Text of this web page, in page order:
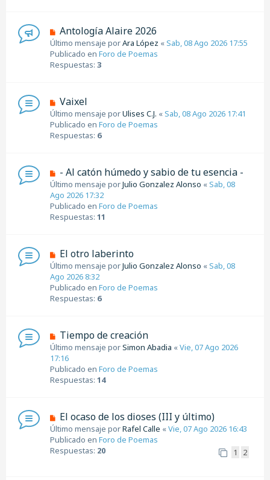
s
a
j
e
N
u
e
v
n
s
a
j
Antología Alaire 2026
Último mensaje porAra López «Sab, 08 Ago 2026 17:55
Publicado en Foro de Poemas
Respuestas: 3
N
u
e
v
n
s
a
j
e
Vaixel
Último mensaje porUlises C.J. «Sab, 08 Ago 2026 17:41
Publicado en Foro de Poemas
Respuestas: 6
u
e
v
o
s
a
j
e
- Al catón húmedo y sabio de tu esencia -
Último mensaje porJulio Gonzalez Alonso «Sab, 08
Ago 2026 17:32
Publicado en Foro de Poemas
Respuestas: 11
N
u
e
v
o
a
j
e
El otro laberinto
Último mensaje porJulio Gonzalez Alonso «Sab, 08
Ago 2026 8:32
Publicado en Foro de Poemas
Respuestas: 6
N
u
e
v
o
s
a
j
e
Tiempo de creación
Último mensaje porSimon Abadia «Vie, 07 Ago 2026
17:16
Publicado en Foro de Poemas
Respuestas: 14
N
u
e
v
El ocaso de los dioses (III y último)
Último mensaje porRafel Calle «Vie, 07 Ago 2026 16:43
Publicado en Foro de Poemas
Respuestas: 20 1 2